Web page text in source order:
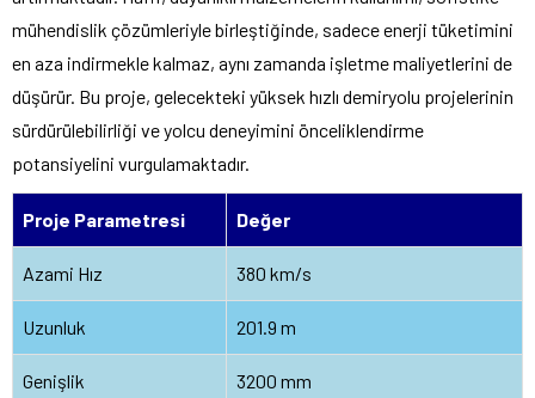
mühendislik çözümleriyle birleştiğinde, sadece enerji tüketimini
en aza indirmekle kalmaz, aynı zamanda işletme maliyetlerini de
düşürür. Bu proje, gelecekteki yüksek hızlı demiryolu projelerinin
sürdürülebilirliği ve yolcu deneyimini önceliklendirme
potansiyelini vurgulamaktadır.
Proje Parametresi Değer
Azami Hız 380 km/s
Uzunluk 201.9 m
Genişlik 3200 mm